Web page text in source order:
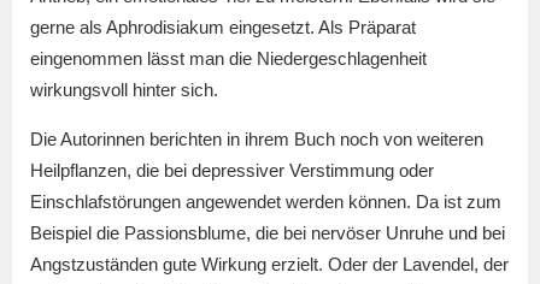
gerne als Aphrodisiakum eingesetzt. Als Präparat
eingenommen lässt man die Niedergeschlagenheit
wirkungsvoll hinter sich.
Die Autorinnen berichten in ihrem Buch noch von weiteren
Heilpflanzen, die bei depressiver Verstimmung oder
Einschlafstörungen angewendet werden können. Da ist zum
Beispiel die Passionsblume, die bei nervöser Unruhe und bei
Angstzuständen gute Wirkung erzielt. Oder der Lavendel, der